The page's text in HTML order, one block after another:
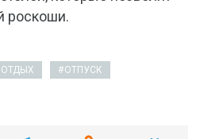
роскоши.
ОТДЫХ
ОТПУСК